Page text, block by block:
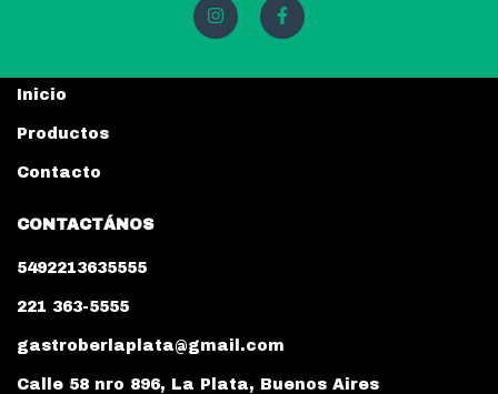
Inicio
Productos
Contacto
CONTACTÁNOS
5492213635555
221 363-5555
gastroberlaplata@gmail.com
Calle 58 nro 896, La Plata, Buenos Aires